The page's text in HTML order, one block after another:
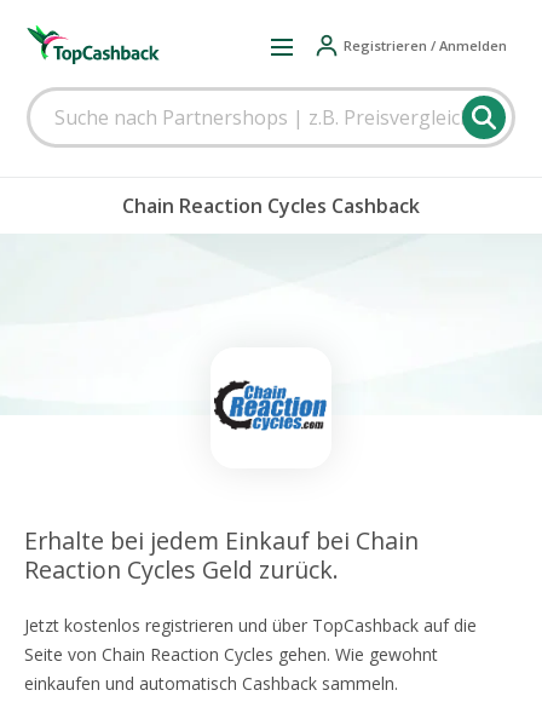
Registrieren / Anmelden
Chain Reaction Cycles Cashback
Erhalte bei jedem Einkauf bei Chain
Reaction Cycles Geld zurück.
Jetzt kostenlos registrieren und über TopCashback auf die
Seite von Chain Reaction Cycles gehen. Wie gewohnt
einkaufen und automatisch Cashback sammeln.